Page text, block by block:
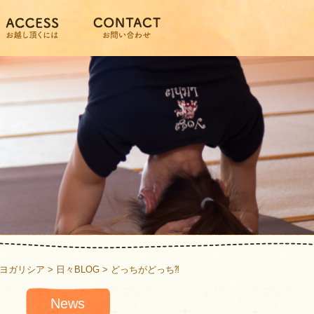
ヨガリシア > 日々BLOG > どっちがどっち⁈
News